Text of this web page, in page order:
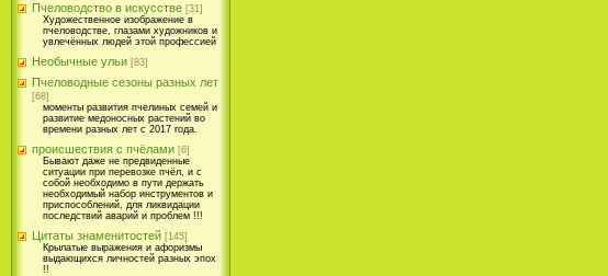
Пчеловодство в искусстве [31]
Художественное изображение в
пчеловодстве, глазами художников и
увлечённых людей этой профессией
Необычные ульи [83]
Пчеловодные сезоны разных лет
[68]
моменты развития пчелиных семей и
развитие медоносных растений во
времени разных лет с 2017 года.
происшествия с пчёлами [6]
Бывают даже не предвиденные
ситуации при перевозке пчёл, и с
собой необходимо в пути держать
необходимый набор инструментов и
приспособлений, для ликвидации
последствий аварий и проблем !!!
Цитаты знаменитостей [145]
Крылатые выражения и афоризмы
выдающихся личностей разных эпох
!!